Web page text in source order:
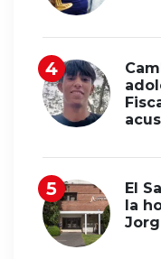
El
la